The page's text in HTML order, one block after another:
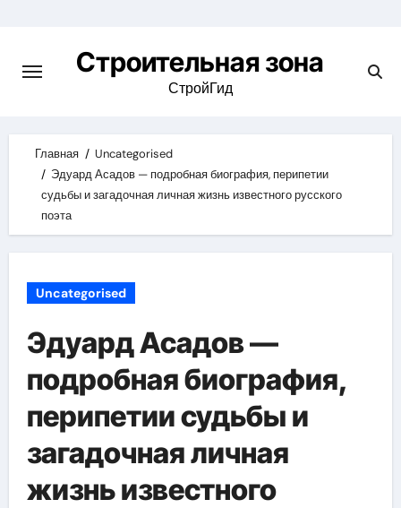
content
Строительная зона
СтройГид
Главная
Uncategorised
Эдуард Асадов — подробная биография, перипетии
судьбы и загадочная личная жизнь известного русского
поэта
Uncategorised
Эдуард Асадов —
подробная биография,
перипетии судьбы и
загадочная личная
жизнь известного